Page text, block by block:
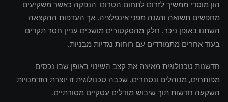
הון מוסדי ממשיך לזרום לתחום הטרום-הנפקה כאשר משקיעים
מחפשים תשואה והגנה מפני אינפלציה, אך העדפות ההקצאה
השתנו באופן ניכר. חלק מהסקטורים מושכים עניין חסר תקדים
בעוד אחרים מתמודדים עם רוחות נגדיות מבניות.
חדשנות טכנולוגית מאיצה את קצב השינוי באופן שבו נכסים
מפותחים, מנוהלים ונסחרים. שכבה טכנולוגית זו יוצרת הזדמנויות
השקעה חדשות תוך שיבוש מודלים עסקיים מסורתיים.